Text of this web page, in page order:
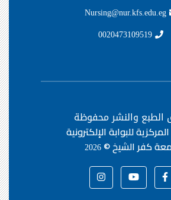
Nursing@nur.kfs.edu.eg
والنشر محفوظة
للبوابة الإلكترونية
كفر الشيخ ©2026